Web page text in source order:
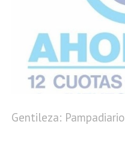
Gentileza: Pampadiario